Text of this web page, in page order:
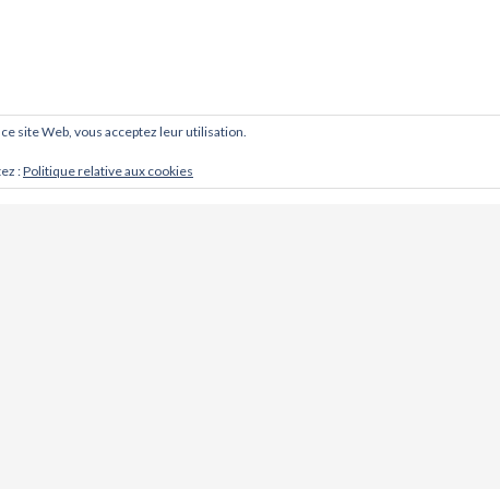
site Web, vous acceptez leur utilisation.
:Politique relative aux cookies